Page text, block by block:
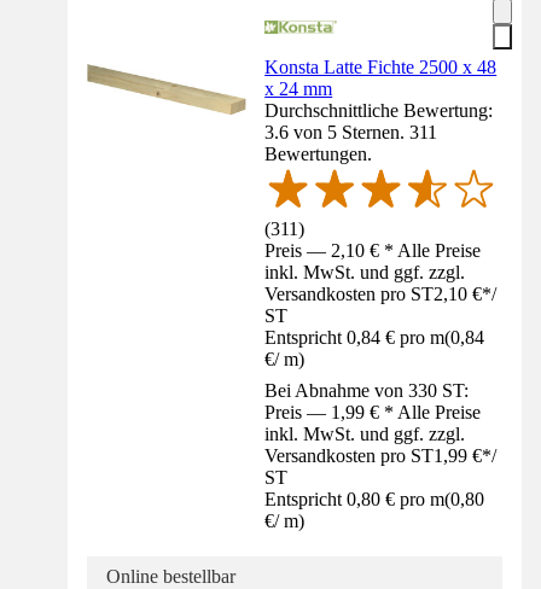
Konsta Latte Fichte 2500 x 48
x 24 mm
Durchschnittliche Bewertung:
3.6 von 5 Sternen. 311
Bewertungen.
(311)
Preis — 2,10 € * Alle Preise
inkl. MwSt. und ggf. zzgl.
Versandkosten pro ST2,10 €*/
ST
Entspricht 0,84 € pro m(0,84
€/ m)
Bei Abnahme von 330 ST:
Preis — 1,99 € * Alle Preise
inkl. MwSt. und ggf. zzgl.
Versandkosten pro ST1,99 €*/
ST
Entspricht 0,80 € pro m(0,80
€/ m)
Online bestellbar